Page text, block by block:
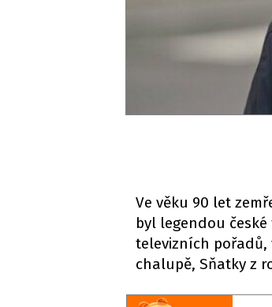
Ve věku 90 let
byl legendou
televizních pořadů,
chalupě, Sňatky z